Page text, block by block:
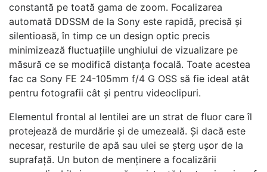
constantă pe toată gama de zoom. Focalizarea
automată DDSSM de la Sony este rapidă, precisă și
silentioasă, în timp ce un design optic precis
minimizează fluctuațiile unghiului de vizualizare pe
măsură ce se modifică distanța focală. Toate acestea
fac ca Sony FE 24-105mm f/4 G OSS să fie ideal atât
pentru fotografii cât și pentru videoclipuri.
Elementul frontal al lentilei are un strat de fluor care îl
protejează de murdărie și de umezeală. Și dacă este
necesar, resturile de apă sau ulei se șterg ușor de la
suprafață. Un buton de menținere a focalizării